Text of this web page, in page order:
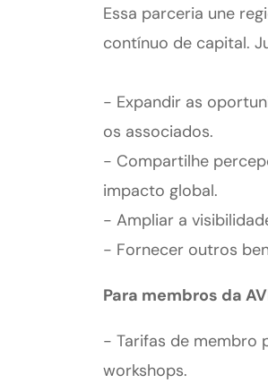
Essa parceria une
contínuo de capital.
- Expandir as
os associados.
- Compartilhe
impacto global.
- Ampliar a
- Fornecer outros
Para membros da
- Tarifas de membro
workshops.